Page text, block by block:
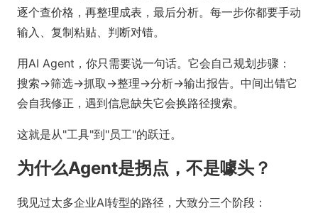
逐个查价格，再整理成表，最后分析。每一步你都要手动
输入、复制粘贴、判断对错。
用AI Agent，你只需要说一句话。它会自己规划步骤：
搜索→筛选→抓取→整理→分析→输出报告。中间出错它
会自我修正，遇到信息缺失它会换路径搜索。
这就是从"工具"到"员工"的跃迁。
为什么Agent是拐点，不是噱头？
我见过太多企业AI转型的路径，大致分三个阶段：